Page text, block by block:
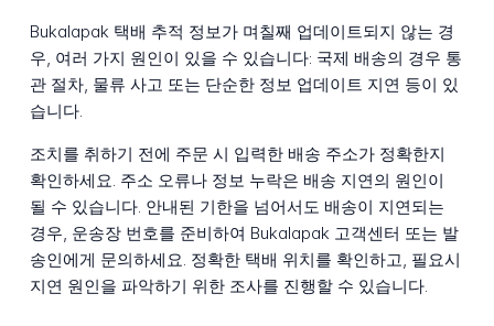
Bukalapak 택배 추적 정보가 며칠째 업데이트되지 않는 경
우, 여러 가지 원인이 있을 수 있습니다: 국제 배송의 경우 통
관 절차, 물류 사고 또는 단순한 정보 업데이트 지연 등이 있
습니다.
조치를 취하기 전에 주문 시 입력한 배송 주소가 정확한지
확인하세요. 주소 오류나 정보 누락은 배송 지연의 원인이
될 수 있습니다. 안내된 기한을 넘어서도 배송이 지연되는
경우, 운송장 번호를 준비하여 Bukalapak 고객센터 또는 발
송인에게 문의하세요. 정확한 택배 위치를 확인하고, 필요시
지연 원인을 파악하기 위한 조사를 진행할 수 있습니다.